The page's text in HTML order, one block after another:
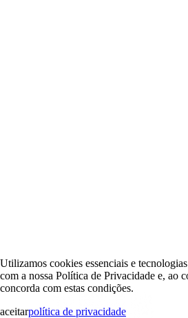
Utilizamos cookies essenciais e
com a nossa Política de Privacidade e, ao
concorda com estas condições.
aceitarpolítica de privacidade